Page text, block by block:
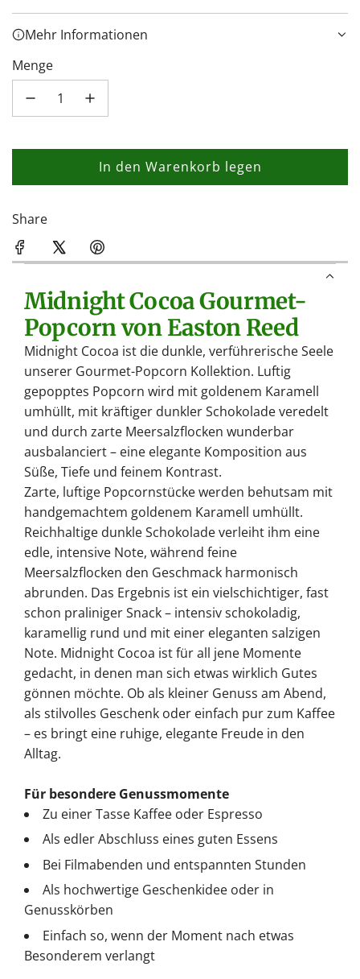
Mehr Informationen
Menge
In den Warenkorb legen
L
.
.
Share
Midnight Cocoa Gourmet-
Popcorn vonEaston Reed
Midnight Cocoa ist die dunkle, verführerische Seele
unserer Gourmet-Popcorn Kollektion. Luftig
gepopptes Popcorn wird mit goldenem Karamell
umhüllt, mit kräftiger dunkler Schokolade veredelt
und durch zarte Meersalzflocken wunderbar
ausbalanciert – eine elegante Komposition aus
Süße, Tiefe und feinem Kontrast.
Zarte, luftige Popcornstücke werden behutsam mit
handgemachtem goldenem Karamell umhüllt.
Reichhaltige dunkle Schokolade verleiht ihm eine
edle, intensive Note, während feine
Meersalzflocken den Geschmack harmonisch
abrunden. Das Ergebnis ist ein vielschichtiger, fast
schon praliniger Snack – intensiv schokoladig,
karamellig rund und mit einer eleganten salzigen
Note. Midnight Cocoa ist für all jene Momente
gedacht, in denen man sich etwas wirklich Gutes
gönnen möchte. Ob als kleiner Genuss am Abend,
als stilvolles Geschenk oder einfach pur zum Kaffee
– es bringt eine ruhige, elegante Freude in den
Alltag.
Für besondere Genussmomente
Zu einer Tasse Kaffee oder Espresso
Als edler Abschluss eines guten Essens
Bei Filmabenden und entspannten Stunden
Als hochwertige Geschenkidee oder in
Genusskörben
Einfach so, wenn der Moment nach etwas
Besonderem verlangt